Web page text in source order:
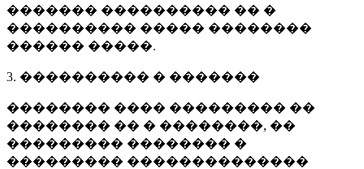
������� ���������� �� �
���������� ����� ��������
������ �����.
3. ���������� � �������
�������� ���� ��������� ��
�������� �� � ��������, ��
��������� �������� �
��������� ��������������